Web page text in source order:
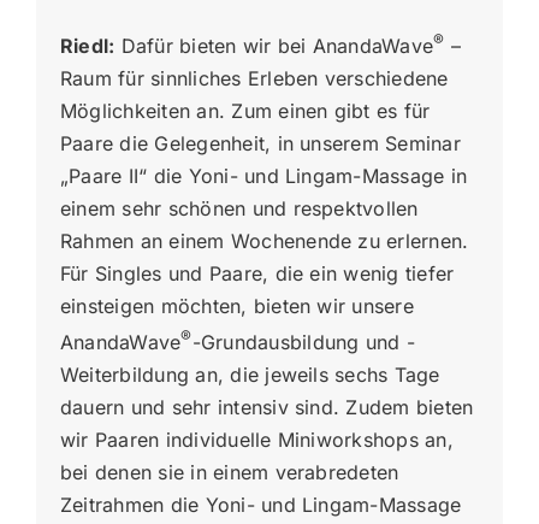
Riedl: Dafür bieten wir bei AnandaWave® –
Raum für sinnliches Erleben verschiedene
Möglichkeiten an. Zum einen gibt es für
Paare die Gelegenheit, in unserem Seminar
„Paare II“ die Yoni- und Lingam-Massage in
einem sehr schönen und respektvollen
Rahmen an einem Wochenende zu erlernen.
Für Singles und Paare, die ein wenig tiefer
einsteigen möchten, bieten wir unsere
AnandaWave®-Grundausbildung und -
Weiterbildung an, die jeweils sechs Tage
dauern und sehr intensiv sind. Zudem bieten
wir Paaren individuelle Miniworkshops an,
bei denen sie in einem verabredeten
Zeitrahmen die Yoni- und Lingam-Massage